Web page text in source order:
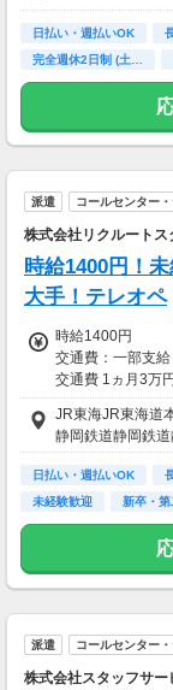
kkw_bcov2106
日払い・週払いOK
完全週休2日制 (土…
主婦(夫)歓迎
派遣 コールセンター
株式会社リクルート
時給1400円！
大手！テレオペ
時給1400円
交通費：一部支給
交通費 1ヵ月3万
月収例 22万4000
×4週
※月収例を保証す
JR東海JR東海道
静岡鉄道静岡鉄
日払い・週払いOK
未経験歓迎
新卒・第
ＰＣスキル不要
派遣 コールセンター
株式会社スタッフサ